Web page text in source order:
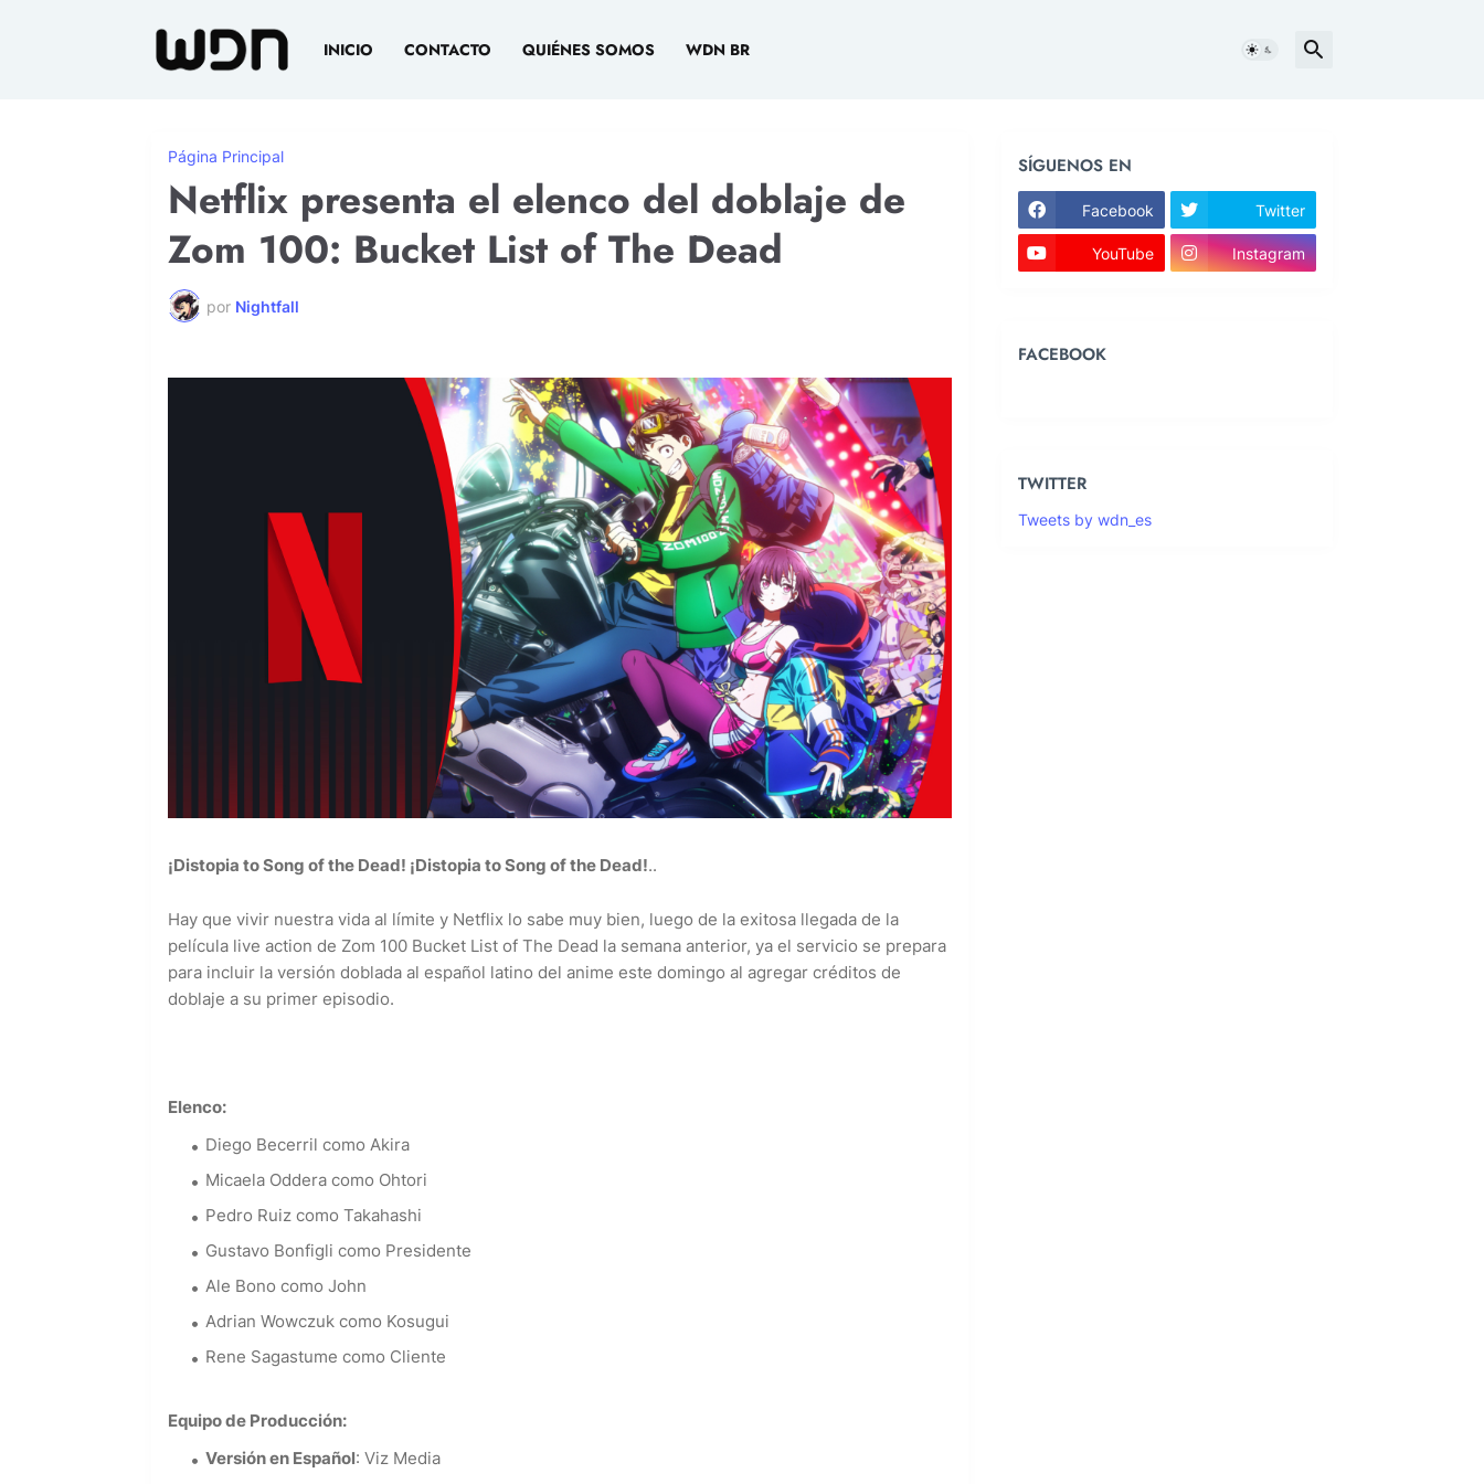
INICIO CONTACTO QUIÉNES SOMOS WDN BR
Página Principal
Netflix presenta el elenco del doblaje de
Zom 100: Bucket List of The Dead
por Nightfall
¡Distopia to Song of the Dead! ¡Distopia to Song of the Dead!..
Hay que vivir nuestra vida al límite y Netflix lo sabe muy bien, luego de la exitosa llegada de la
película live action de Zom 100 Bucket List of The Dead la semana anterior, ya el servicio se prepara
para incluir la versión doblada al español latino del anime este domingo al agregar créditos de
doblaje a su primer episodio.
Elenco:
Diego Becerril como Akira
Micaela Oddera como Ohtori
Pedro Ruiz como Takahashi
Gustavo Bonfigli como Presidente
Ale Bono como John
Adrian Wowczuk como Kosugui
Rene Sagastume como Cliente
Equipo de Producción:
Versión en Español: Viz Media
SÍGUENOS EN
Facebook Twitter
YouTube Instagram
FACEBOOK
TWITTER
Tweets by wdn_es